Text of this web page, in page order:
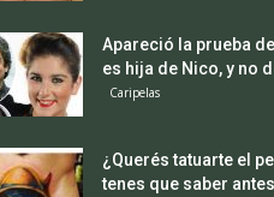
Apareció la prueba
es hija de Nico, y no
Caripelas
¿Querés tatuarte el
tenes que saber